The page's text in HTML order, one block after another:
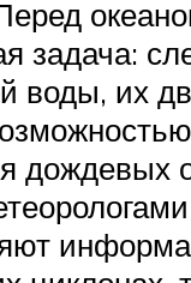
задача:
воды, их
дождевых